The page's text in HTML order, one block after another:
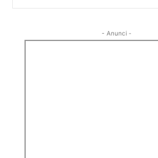
- Anunci -